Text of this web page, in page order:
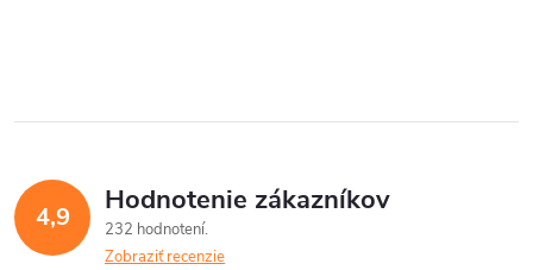
v
l
d
a
4,9 Hodnotenie zákazníkov
232 hodnotení
Zobraziť recenzie